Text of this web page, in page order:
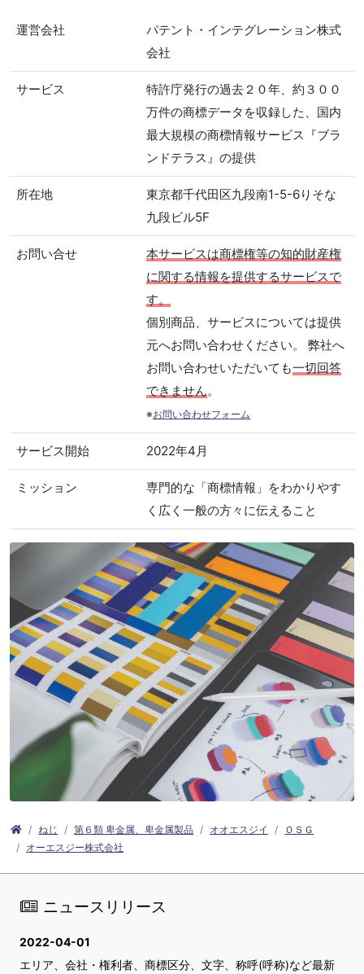
運営会社
パテント・インテグレーション株式
会社
サービス
特許庁発行の過去２０年、約３００
万件の商標データを収録した、国内
最大規模の商標情報サービス『ブラ
ンドテラス』の提供
所在地
東京都千代田区九段南1-5-6りそな
九段ビル5F
お問い合せ
本サービスは商標権等の知的財産権
に関する情報を提供するサービスで
す。
個別商品、サービスについては提供
元へお問い合わせください。 弊社へ
お問い合わせいただいても一切回答
できません。
※お問い合わせフォーム
サービス開始 2022年4月
ミッション
専門的な「商標情報」をわかりやす
く広く一般の方々に伝えること
ねじ 第６類 卑金属、卑金属製品 オオエスジイ
ＯＳＧ
オーエスジー株式会社
ニュースリリース
2022-04-01
エリア、会社・権利者、商標区分、文字、称呼(呼称)など最新